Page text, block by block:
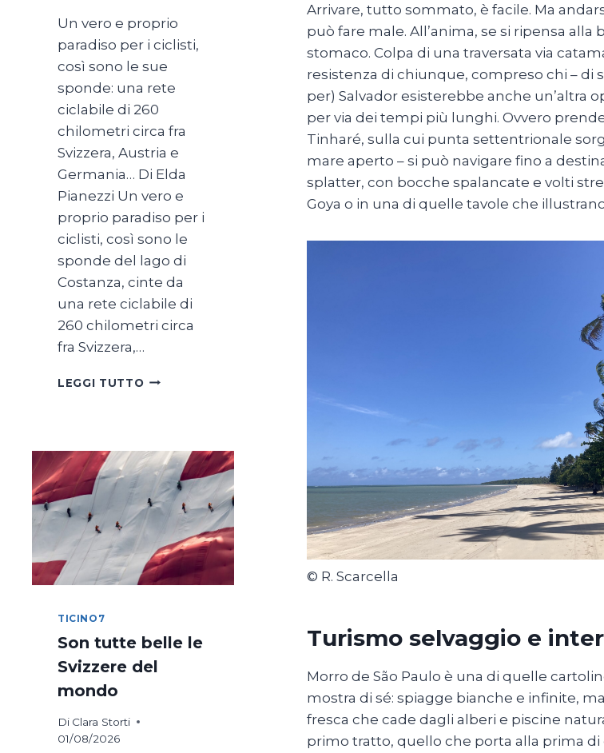
Arrivare, tutto sommato, è facile. Ma
può fare male. All’anima, se si ripensa
stomaco. Colpa di una traversata via
resistenza di chiunque, compreso chi – di
per) Salvador esisterebbe anche un’altra
per via dei tempi più lunghi. Ovvero
Tinharé, sulla cui punta settentrionale
mare aperto – si può navigare fino a
splatter, con bocche spalancate e volti
Goya o in una di quelle tavole che
© R. Scarcella
Turismo selvaggio e
Morro de São Paulo è una di quelle
mostra di sé: spiagge bianche e infinite,
fresca che cade dagli alberi e piscine
primo tratto, quello che porta alla prima
Un vero e proprio
paradiso per i ciclisti,
così sono le sue
sponde: una rete
ciclabile di 260
chilometri circa fra
Svizzera, Austria e
Germania… Di Elda
Pianezzi Un vero e
proprio paradiso per i
ciclisti, così sono le
sponde del lago di
Costanza, cinte da
una rete ciclabile di
260 chilometri circa
fra Svizzera,…
LEGGI TUTTO SUL
BICICLETTA
TICINO7
Son tutte belle le
Svizzere del
mondo
Di Clara Storti
01/08/2026